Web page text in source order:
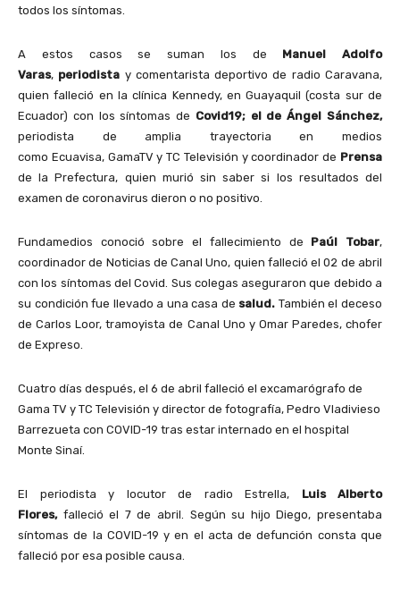
todos los síntomas.
A estos casos se suman los de Manuel Adolfo
Varas, periodista y comentarista deportivo de radio Caravana,
quien falleció en la clínica Kennedy, en Guayaquil (costa sur de
Ecuador) con los síntomas de Covid19; el de Ángel Sánchez,
periodista de amplia trayectoria en medios
como Ecuavisa, GamaTV y TC Televisión y coordinador de Prensa
de la Prefectura, quien murió sin saber si los resultados del
examen de coronavirus dieron o no positivo.
Fundamedios conoció sobre el fallecimiento de Paúl Tobar,
coordinador de Noticias de Canal Uno, quien falleció el 02 de abril
con los síntomas del Covid. Sus colegas aseguraron que debido a
su condición fue llevado a una casa de salud. También el deceso
de Carlos Loor, tramoyista de Canal Uno y Omar Paredes, chofer
de Expreso.
Cuatro días después, el 6 de abril falleció el excamarógrafo de
Gama TV y TC Televisión y director de fotografía, Pedro Vladivieso
Barrezueta con COVID-19 tras estar internado en el hospital
Monte Sinaí.
El periodista y locutor de radio Estrella, Luis Alberto
Flores,falleció el 7 de abril. Según su hijo Diego, presentaba
síntomas de la COVID-19 y en el acta de defunción consta que
falleció por esa posible causa.